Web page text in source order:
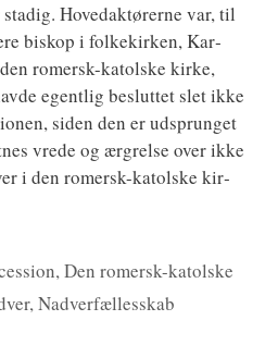
Hove­d­ak­tø­rer­ne var, til
biskop i fol­kekir­ken, Kar­
romersk-katol­­ske kir­ke,
egent­lig beslut­tet slet ikke
siden den er udsprun­get
vre­de og ærg­rel­se over ikke
i den romersk-katol­­ske kir­
,Den romersk-katolske
,Nadverfællesskab